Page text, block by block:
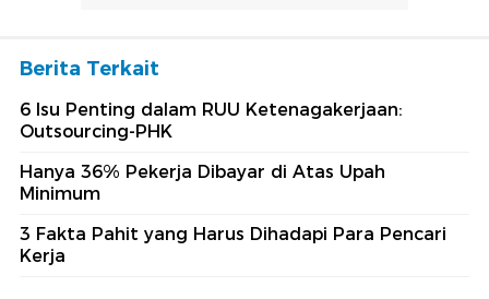
Berita Terkait
6 Isu Penting dalam RUU Ketenagakerjaan:
Outsourcing-PHK
Hanya 36% Pekerja Dibayar di Atas Upah
Minimum
3 Fakta Pahit yang Harus Dihadapi Para Pencari
Kerja